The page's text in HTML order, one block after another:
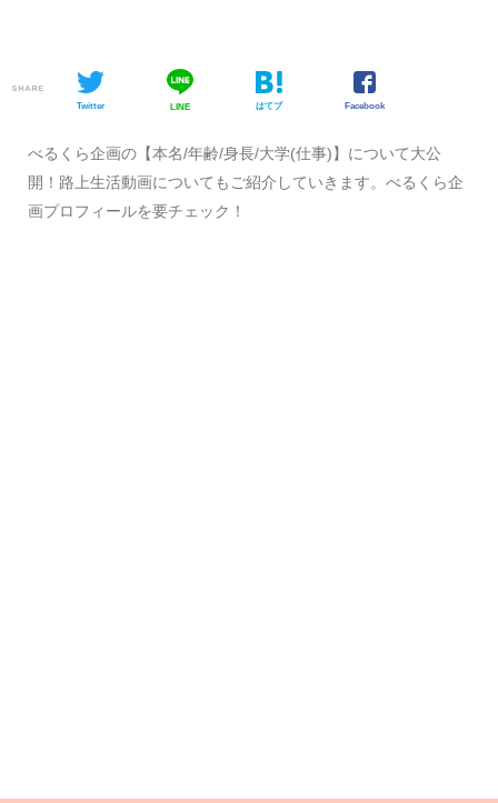
SHARE
Twitter LINE はてブ Facebook
べるくら企画の【本名/年齢/身長/大学(仕事)】について大公
開！路上生活動画についてもご紹介していきます。べるくら企
画プロフィールを要チェック！